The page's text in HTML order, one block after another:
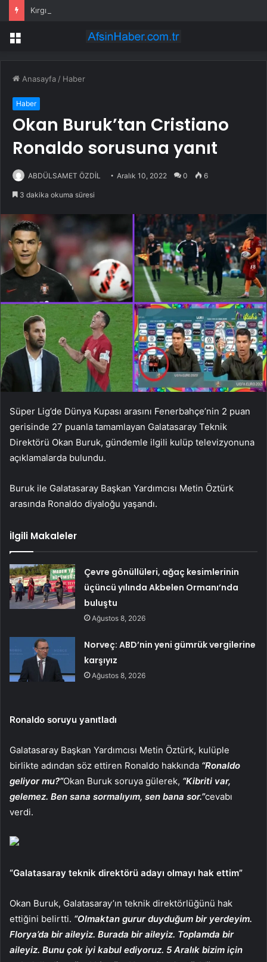
Menü
Anasayfa / Haber
Haber
Okan Buruk’tan Cristiano
Ronaldo sorusuna yanıt
ABDÜLSAMET ÖZDİL Aralık 10, 2022 0 6
3 dakika okuma süresi
Süper Lig’de Dünya Kupası arasını Fenerbahçe’nin 2 puan
gerisinde 27 puanla tamamlayan Galatasaray Teknik
Direktörü Okan Buruk, gündemle ilgili kulüp televizyonuna
açıklamalarda bulundu.
Buruk ile Galatasaray Başkan Yardımcısı Metin Öztürk
arasında Ronaldo diyaloğu yaşandı.
İlgili Makaleler
Çevre gönüllüleri, ağaç kesimlerinin
üçüncü yılında Akbelen Ormanı’nda
buluştu
Ağustos 8, 2026
Norveç: ABD’nin yeni gümrük vergilerine
karşıyız
Ağustos 8, 2026
Ronaldo soruyu yanıtladı
Galatasaray Başkan Yardımcısı Metin Öztürk, kulüple
birlikte adından söz ettiren Ronaldo hakkında “Ronaldo
geliyor mu?”Okan Buruk soruya gülerek, “Kibriti var,
gelemez. Ben sana sormalıyım, sen bana sor.”cevabı
verdi.
“Galatasaray teknik direktörü adayı olmayı hak ettim”
Okan Buruk, Galatasaray’ın teknik direktörlüğünü hak
ettiğini belirtti. “Olmaktan gurur duyduğum bir yerdeyim.
Florya’da bir aileyiz. Burada bir aileyiz. Toplamda bir
aileyiz. Bunu çok iyi kabul ediyoruz. 5 Aralık bizim için